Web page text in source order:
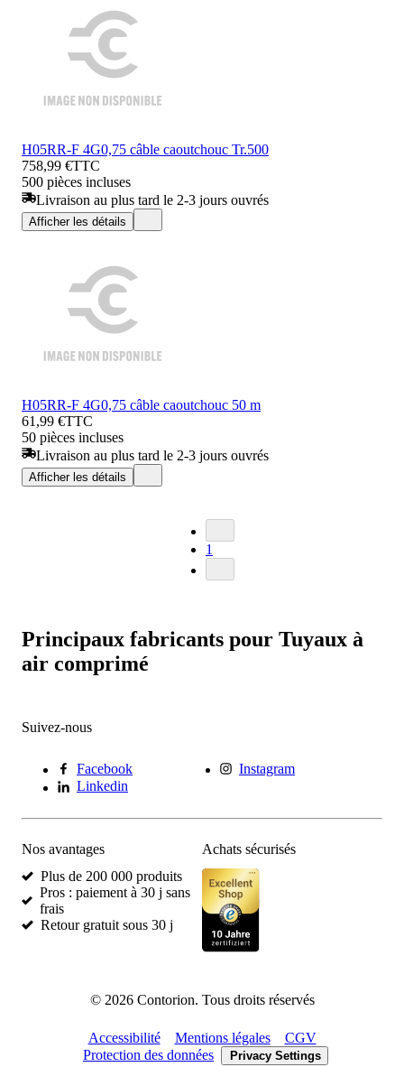
H05RR-F 4G0,75 câble caoutchouc Tr.500
758,99 €TTC
500 pièces incluses
Livraison au plus tard le 2-3 jours ouvrés
Afficher les détails
H05RR-F 4G0,75 câble caoutchouc 50 m
61,99 €TTC
50 pièces incluses
Livraison au plus tard le 2-3 jours ouvrés
Afficher les détails
1
Principaux fabricants pour Tuyaux à
air comprimé
Suivez-nous
Facebook
Instagram
Linkedin
Nos avantages
Plus de 200 000 produits
Pros : paiement à 30 j sans
frais
Retour gratuit sous 30 j
Achats sécurisés
© 2026Contorion. Tous droits réservés
Accessibilité Mentions légales
CGV
Protection des données
Privacy Settings